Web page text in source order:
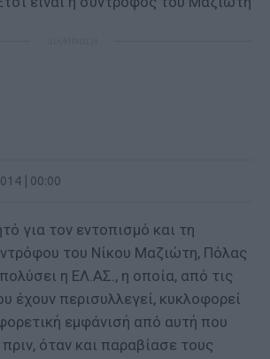
| 00:00
για τον εντοπισμό και τη
του Νίκου Μαζιώτη, Πόλας
η ΕΛ.ΑΣ., η οποία, από τις
έχουν περισυλλεγεί, κυκλοφορεί
εμφάνισή από αυτή που
όταν και παραβίασε τους